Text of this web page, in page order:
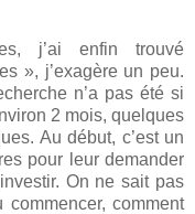
j’ai enfin trouvé
», j’exagère un peu.
n’a pas été si
2 mois, quelques
Au début, c’est un
pour leur demander
On ne sait pas
comment